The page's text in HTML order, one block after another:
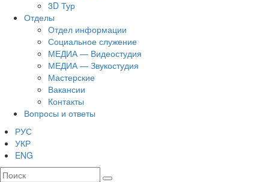
3D Тур
Отделы
Отдел информации
Социальное служение
МЕДИА — Видеостудия
МЕДИА — Звукостудия
Мастерские
Вакансии
Контакты
Вопросы и ответы
РУС
УКР
ENG